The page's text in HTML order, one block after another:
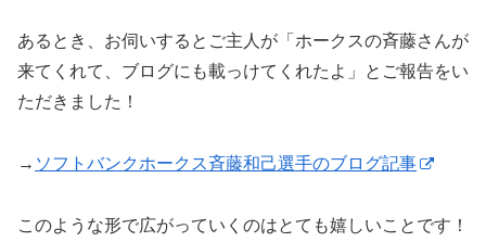
あるとき、お伺いするとご主人が「ホークスの斉藤さんが
来てくれて、ブログにも載っけてくれたよ」とご報告をい
ただきました！
→ ソフトバンクホークス斉藤和己選手のブログ記事
このような形で広がっていくのはとても嬉しいことです！